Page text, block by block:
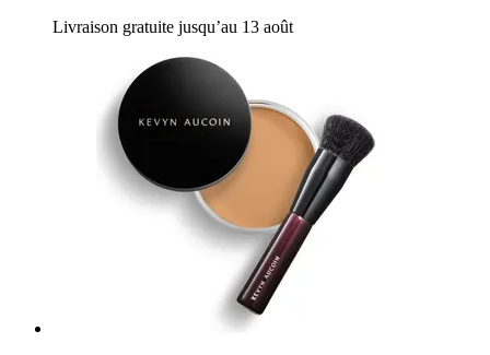
Livraison gratuite jusqu’au 13 août